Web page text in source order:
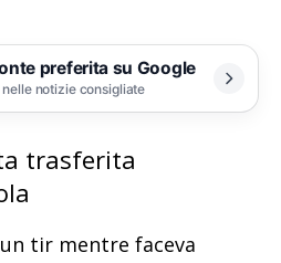
preferita su Google
notizie consigliate
trasferita
tir mentre faceva